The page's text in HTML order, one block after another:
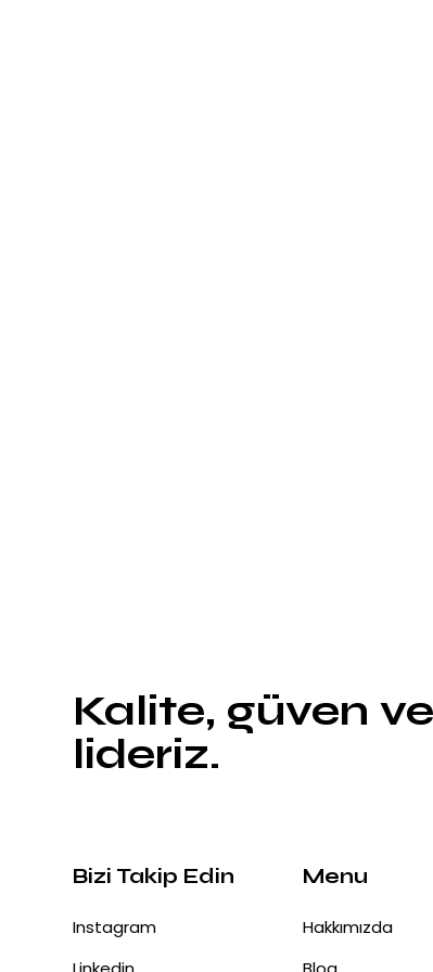
Kalite, güven
lideriz.
Bizi Takip Edin
Instagram
Menu
Hakkımızda